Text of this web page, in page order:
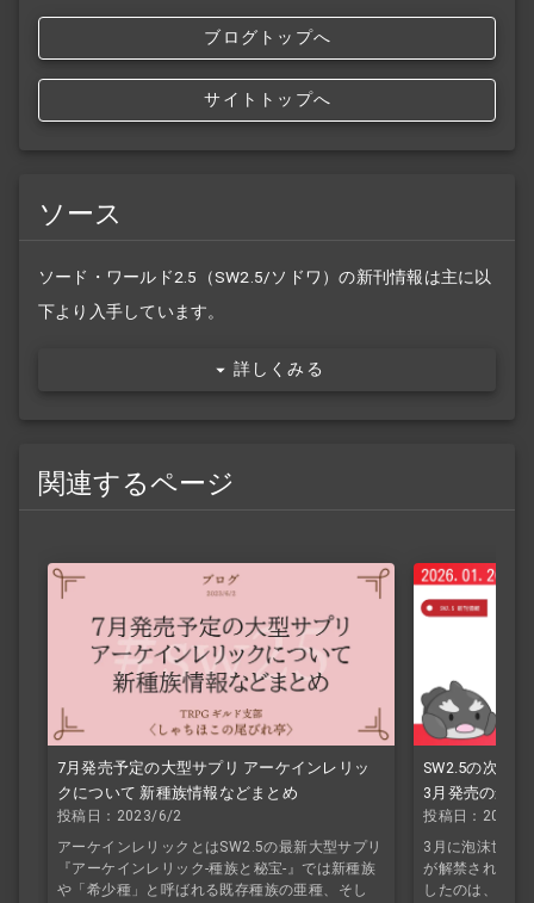
ブログトップへ
サイトトップへ
ソース
ソード・ワールド2.5（SW2.5/ソドワ）の新刊情報は主に以
下より入手しています。
詳しくみる
関連するページ
7月発売予定の大型サプリ アーケインレリッ
クについて 新種族情報などまとめ
投稿日：2023/6/2
アーケインレリックとはSW2.5の最新大型サプリ
『アーケインレリック-種族と秘宝-』では新種族
や「希少種」と呼ばれる既存種族の亜種、そし
SW2.5の次サ
3月発売の最新
投稿日：2026/
3月に泡沫世界
が解禁されまし
したのは、新サ